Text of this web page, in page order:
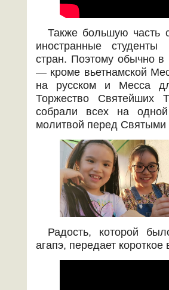
Также большую часть
иностранные
стран. Поэтому обычно
— кроме вьетнамской
на русском и Месса
Торжество Святейших
собрали всех на одной
молитвой перед
Радость, которой
агапэ, передает короткое